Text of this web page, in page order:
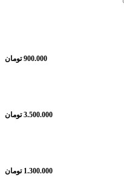
900.000 تومان
3.500.000 تومان
1.300.000 تومان